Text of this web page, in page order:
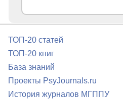
ТОП-20 статей
ТОП-20 книг
База знаний
Проекты PsyJournals.ru
История журналов МГППУ